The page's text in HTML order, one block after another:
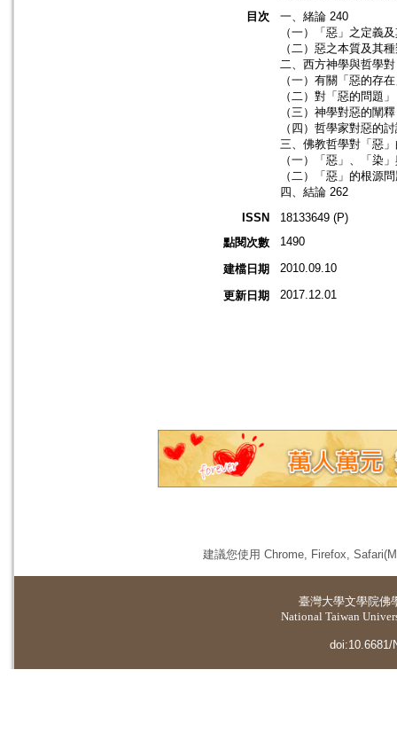
目次
一、緒論 240
（一）「惡」之定義
（二）惡之本質及其
二、西方神學與哲學
（一）有關「惡的存
（二）對「惡的問題
（三）神學對惡的闡釋
（四）哲學家對惡的
三、佛教哲學對「惡
（一）「惡」、「染
（二）「惡」的根源
四、結論 262
ISSN
18133649 (P)
點閱次數
1490
建檔日期 2010.09.10
更新日期 2017.12.01
建議您使用 Chrome, Firefox,
臺灣大學文學院佛
National Taiwan
doi:10.6681/